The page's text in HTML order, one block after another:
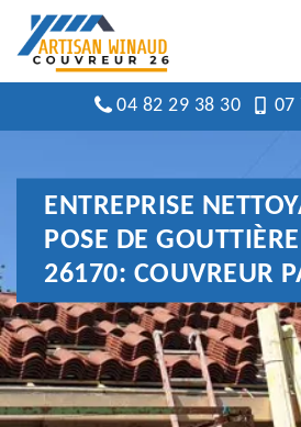
04 82 29 38 30 07
ENTREPRISE
POSE DE
26170: COUVREUR